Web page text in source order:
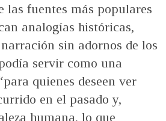
las fuentes más populares
analogías históricas,
sin adornos de los
servir como una
quienes deseen ver
en el pasado y,
humana, lo que